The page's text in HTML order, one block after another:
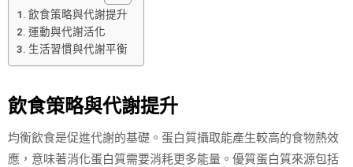
飲食策略與代謝提升
運動與代謝活化
生活習慣與代謝平衡
飲食策略與代謝提升
均衡飲食是促進代謝的基礎。蛋白質攝取能產生較高的食物熱效
應，意味著消化蛋白質需要消耗更多能量。優質蛋白質來源包括